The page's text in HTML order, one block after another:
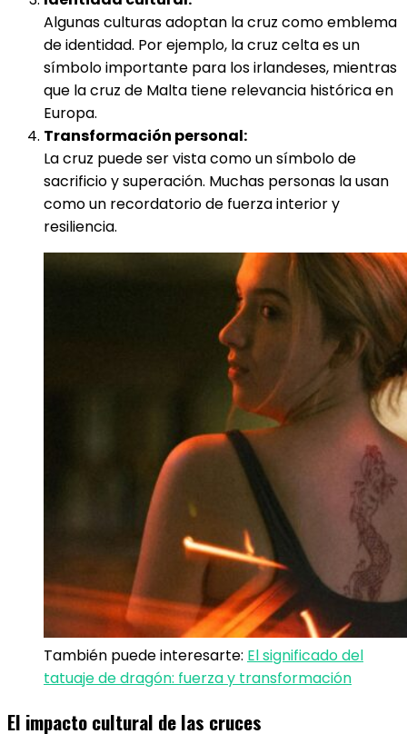
Algunas culturas adoptan la cruz como emblema
de identidad. Por ejemplo, la cruz celta es un
símbolo importante para los irlandeses, mientras
que la cruz de Malta tiene relevancia histórica en
Europa.
Transformación personal:
La cruz puede ser vista como un símbolo de
sacrificio y superación. Muchas personas la usan
como un recordatorio de fuerza interior y
resiliencia.
También puede interesarte: El significado del
tatuaje de dragón: fuerza y transformación
El impacto cultural de las cruces